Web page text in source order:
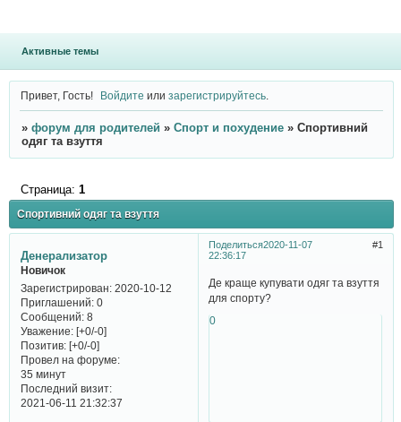
Активные темы
Привет, Гость! Войдите илизарегистрируйтесь
» форум для родителей » Спорт и похудение » Спортивний
одяг та взуття
Спортивний одяг та взуття
Страница: 1
Поделиться 1
2020-11-07
22:36:17
Денерализатор
Новичок
Зарегистрирован: 2020-10-12
Приглашений:0
Сообщений:8
Уважение: [+0/-0]
Позитив: [+0/-0]
Провел на форуме:
35 минут
Последний визит:
2021-06-11 21:32:37
Де краще купувати одяг та взуття
для спорту?
0